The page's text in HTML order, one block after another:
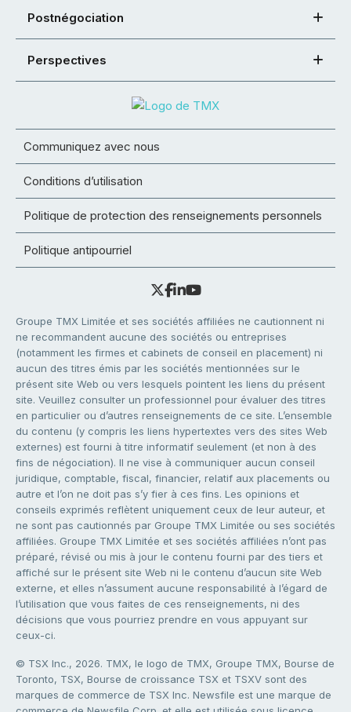
Postnégociation
Perspectives
Communiquez avec nous
Conditions d’utilisation
Politique de protection des renseignements personnels
Politique antipourriel
Groupe TMX Limitée et ses sociétés affiliées ne cautionnent ni
ne recommandent aucune des sociétés ou entreprises
(notamment les firmes et cabinets de conseil en placement) ni
aucun des titres émis par les sociétés mentionnées sur le
présent site Web ou vers lesquels pointent les liens du présent
site. Veuillez consulter un professionnel pour évaluer des titres
en particulier ou d’autres renseignements de ce site. L’ensemble
du contenu (y compris les liens hypertextes vers des sites Web
externes) est fourni à titre informatif seulement (et non à des
fins de négociation). Il ne vise à communiquer aucun conseil
juridique, comptable, fiscal, financier, relatif aux placements ou
autre et l’on ne doit pas s’y fier à ces fins. Les opinions et
conseils exprimés reflètent uniquement ceux de leur auteur, et
ne sont pas cautionnés par Groupe TMX Limitée ou ses sociétés
affiliées. Groupe TMX Limitée et ses sociétés affiliées n’ont pas
préparé, révisé ou mis à jour le contenu fourni par des tiers et
affiché sur le présent site Web ni le contenu d’aucun site Web
externe, et elles n’assument aucune responsabilité à l’égard de
l’utilisation que vous faites de ces renseignements, ni des
décisions que vous pourriez prendre en vous appuyant sur
ceux-ci.
© TSX Inc., 2026. TMX, le logo de TMX, Groupe TMX, Bourse de
Toronto, TSX, Bourse de croissance TSX et TSXV sont des
marques de commerce de TSX Inc. Newsfile est une marque de